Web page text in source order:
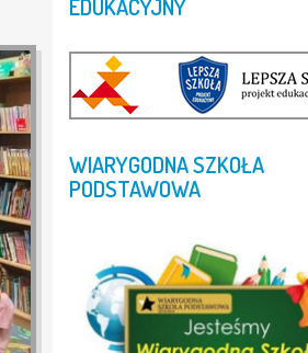
EDUKACYJNY
WIARYGODNASZKOŁA
PODSTAWOWA